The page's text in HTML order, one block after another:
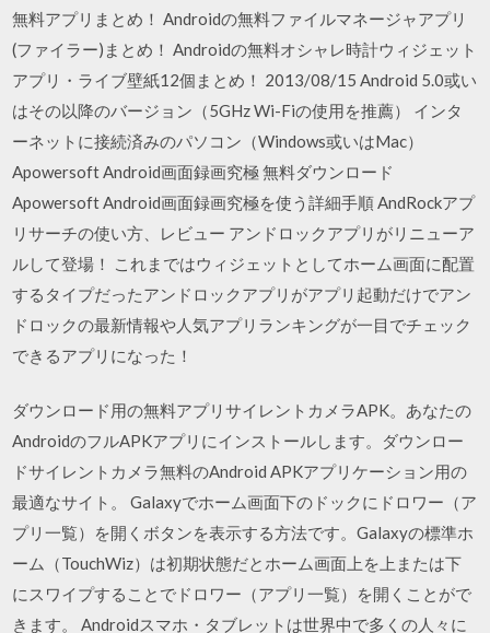
無料アプリまとめ！ Androidの無料ファイルマネージャアプリ
(ファイラー)まとめ！ Androidの無料オシャレ時計ウィジェット
アプリ・ライブ壁紙12個まとめ！ 2013/08/15 Android 5.0或い
はその以降のバージョン（5GHz Wi-Fiの使用を推薦） インタ
ーネットに接続済みのパソコン（Windows或いはMac）
Apowersoft Android画面録画究極 無料ダウンロード
Apowersoft Android画面録画究極を使う詳細手順 AndRockアプ
リサーチの使い方、レビュー アンドロックアプリがリニューア
ルして登場！ これまではウィジェットとしてホーム画面に配置
するタイプだったアンドロックアプリがアプリ起動だけでアン
ドロックの最新情報や人気アプリランキングが一目でチェック
できるアプリになった！
ダウンロード用の無料アプリサイレントカメラAPK。あなたの
AndroidのフルAPKアプリにインストールします。ダウンロー
ドサイレントカメラ無料のAndroid APKアプリケーション用の
最適なサイト。 Galaxyでホーム画面下のドックにドロワー（ア
プリ一覧）を開くボタンを表示する方法です。Galaxyの標準ホ
ーム（TouchWiz）は初期状態だとホーム画面上を上または下
にスワイプすることでドロワー（アプリ一覧）を開くことがで
きます。 Androidスマホ・タブレットは世界中で多くの人々に